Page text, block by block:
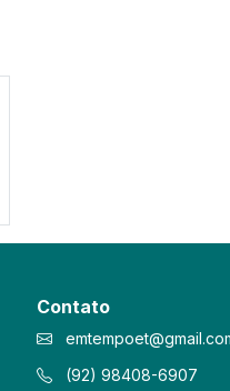
Contato
(92) 98408-6907